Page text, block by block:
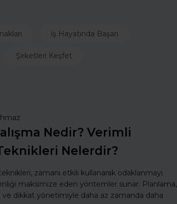
İş Hayatında Başarı
Şirketleri Keşfet
Nedir? Verimli
Nelerdir?
zamanı etkili kullanarak odaklanmayı
maksimize eden yöntemler sunar. Planlama,
dikkat yönetimiyle daha az zamanda daha